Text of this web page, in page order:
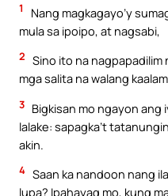
1
Nang magkagayo’y
mula sa ipoipo, at nagsabi,
2 Sino ito na nagpapadilim
mga salita na walang
3 Bigkisan mo ngayon ang
lalake: sapagka’t
akin.
4 Saan ka nandoon nang
lupa? Ipahayag mo, kung